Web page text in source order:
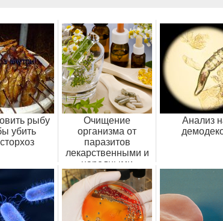
рыбу
убить
Очищение
организма от
паразитов
лекарственными и
народными
средствами
Анализ